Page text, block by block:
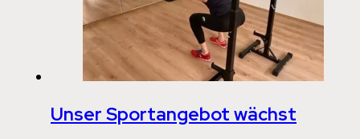
Unser Sportangebot wächst